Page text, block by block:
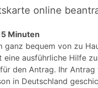
online
Minuten
ganz bequem von zu
eine ausführliche Hilfe
den Antrag. Ihr
in Deutschland